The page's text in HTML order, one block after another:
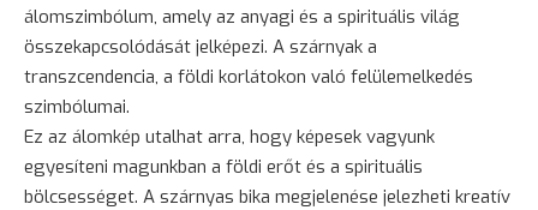
álomszimbólum, amely az anyagi és a spirituális világ
összekapcsolódását jelképezi. A szárnyak a
transzcendencia, a földi korlátokon való felülemelkedés
szimbólumai.
Ez az álomkép utalhat arra, hogy képesek vagyunk
egyesíteni magunkban a földi erőt és a spirituális
bölcsességet. A szárnyas bika megjelenése jelezheti kreatív